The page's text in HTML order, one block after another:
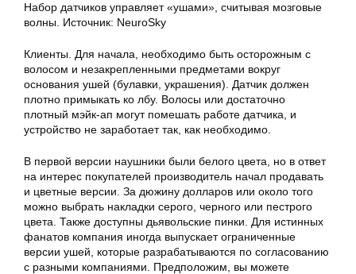
Набор датчиков управляет «ушами», считывая мозговые
волны. Источник: NeuroSky
Клиенты. Для начала, необходимо быть осторожным с
волосом и незакрепленными предметами вокруг
основания ушей (булавки, украшения). Датчик должен
плотно примыкать ко лбу. Волосы или достаточно
плотный мэйк-ап могут помешать работе датчика, и
устройство не заработает так, как необходимо.
В первой версии наушники были белого цвета, но в ответ
на интерес покупателей производитель начал продавать
и цветные версии. За дюжину долларов или около того
можно выбрать накладки серого, черного или пестрого
цвета. Также доступны дьявольские пинки. Для истинных
фанатов компания иногда выпускает ограниченные
версии ушей, которые разрабатываются по согласованию
с разными компаниями. Предположим, вы можете